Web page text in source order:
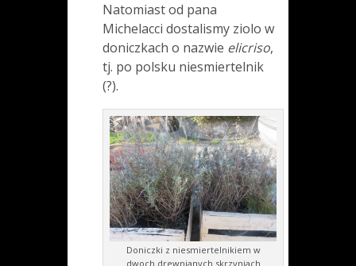
Natomiast od pana
Michelacci dostalismy ziolo w
doniczkach o nazwie elicriso,
tj. po polsku niesmiertelnik
(?).
Doniczki z niesmiertelnikiem w
dwoch drewnianych skrzyniach